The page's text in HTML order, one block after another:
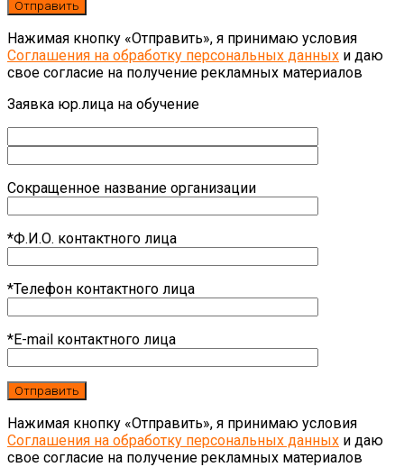
Нажимая кнопку «Отправить», я принимаю условия
Соглашения на обработку персональных данных и даю
свое согласие на получение рекламных материалов
Заявка юр.лица на обучение
Сокращенное название организации
*Ф.И.О. контактного лица
*Телефон контактного лица
*E-mail контактного лица
Нажимая кнопку «Отправить», я принимаю условия
Соглашения на обработку персональных данных и даю
свое согласие на получение рекламных материалов